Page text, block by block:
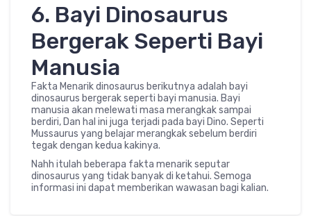
6. Bayi Dinosaurus
Bergerak Seperti Bayi
Manusia
Fakta Menarik dinosaurus berikutnya adalah bayi
dinosaurus bergerak seperti bayi manusia. Bayi
manusia akan melewati masa merangkak sampai
berdiri, Dan hal ini juga terjadi pada bayi Dino. Seperti
Mussaurus yang belajar merangkak sebelum berdiri
tegak dengan kedua kakinya.
Nahh itulah beberapa fakta menarik seputar
dinosaurus yang tidak banyak di ketahui. Semoga
informasi ini dapat memberikan wawasan bagi kalian.